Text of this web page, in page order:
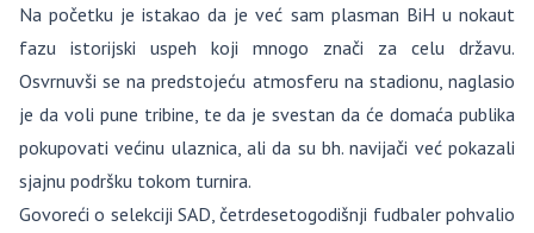
Na početku je istakao da je već sam plasman BiH u nokaut
fazu istorijski uspeh koji mnogo znači za celu državu.
Osvrnuvši se na predstojeću atmosferu na stadionu, naglasio
je da voli pune tribine, te da je svestan da će domaća publika
pokupovati većinu ulaznica, ali da su bh. navijači već pokazali
sjajnu podršku tokom turnira.
Govoreći o selekciji SAD, četrdesetogodišnji fudbaler pohvalio